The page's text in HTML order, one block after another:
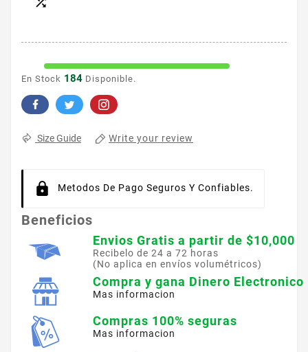
En Stock 184 Disponible.
Size Guide Write your review
Metodos De Pago Seguros Y Confiables.
Beneficios
Envios Gratis a partir de $10,000
Recibelo de 24 a 72 horas
(No aplica en envíos volumétricos)
Compra y gana Dinero Electronico
Mas informacion
Compras 100% seguras
Mas informacion